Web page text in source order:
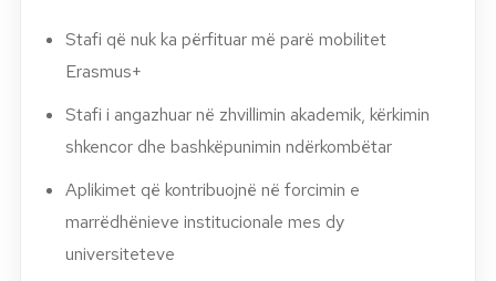
Stafi që nuk ka përfituar më parë mobilitet
Erasmus+
Stafi i angazhuar në zhvillimin akademik, kërkimin
shkencor dhe bashkëpunimin ndërkombëtar
Aplikimet që kontribuojnë në forcimin e
marrëdhënieve institucionale mes dy
universiteteve